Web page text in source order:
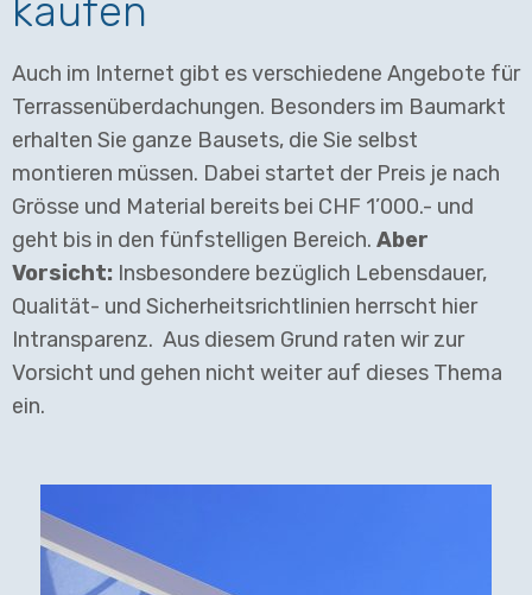
kaufen
Auch im Internet gibt es verschiedene Angebote für
Terrassenüberdachungen. Besonders im Baumarkt
erhalten Sie ganze Bausets, die Sie selbst
montieren müssen. Dabei startet der Preis je nach
Grösse und Material bereits bei CHF 1’000.- und
geht bis in den fünfstelligen Bereich. Aber
Vorsicht: Insbesondere bezüglich Lebensdauer,
Qualität- und Sicherheitsrichtlinien herrscht hier
Intransparenz. Aus diesem Grund raten wir zur
Vorsicht und gehen nicht weiter auf dieses Thema
ein.